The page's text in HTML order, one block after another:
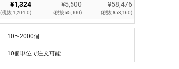
¥1,324
(税抜 1,204.0)
¥5,500
(税抜 ¥5,000)
¥58,476
(税抜 ¥53,160)
¥1,244
(税抜 1,131.0)
¥5,500 ¥67,705
¥1,192
10〜2000個
10個単位で注文可能